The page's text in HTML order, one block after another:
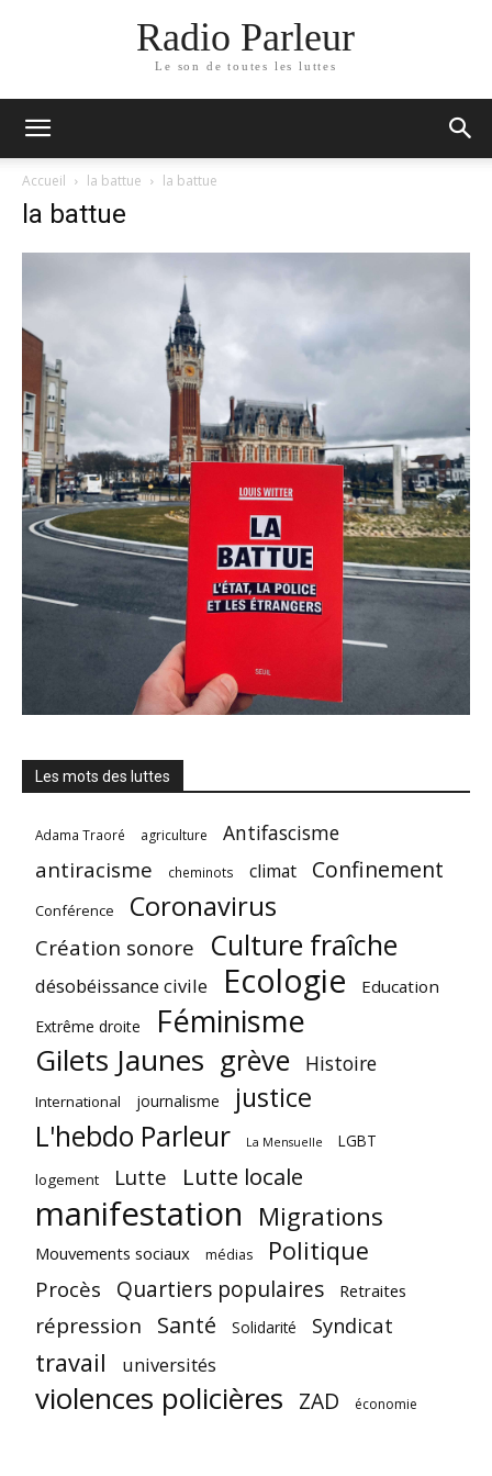
Radio Parleur
Le son de toutes les luttes
Accueil la battue la battue
la battue
Les mots des luttes
Adama Traoré agriculture Antifascisme
antiracisme cheminots climat Confinement
Conférence Coronavirus
Création sonore Culture fraîche
désobéissance civile Ecologie Education
Extrême droite Féminisme
Gilets Jaunes grève Histoire
International journalisme justice
L'hebdo Parleur La Mensuelle
LGBT
logement
Lutte Lutte locale
manifestation Migrations
Mouvements sociaux médias Politique
Procès Quartiers populaires Retraites
répression Santé Solidarité Syndicat
travail universités
violences policières ZAD économie